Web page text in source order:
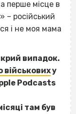
перше місце в
– російський
і не моя мама
випадок.
військовиху
Podcasts
там був